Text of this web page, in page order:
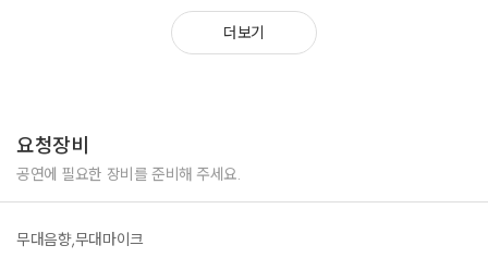
더케이호텔 용문고 송년회 공연
고성문화의집 군부대 공연
경남 합천 청소년경연대회 공연
강원도 원주청원학교 졸업식공연
매 순간 최고의 무대를 완성해낸다는 자부심으로, 높은 만족도를 이끌어내
더보기
요청장비
공연에 필요한 장비를 준비해 주세요.
무대음향,무대마이크